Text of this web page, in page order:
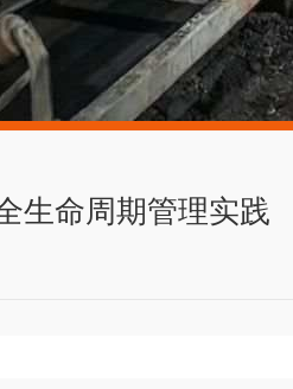
生命周期管理实践